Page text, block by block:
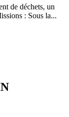
de déchets, un
: Sous la...